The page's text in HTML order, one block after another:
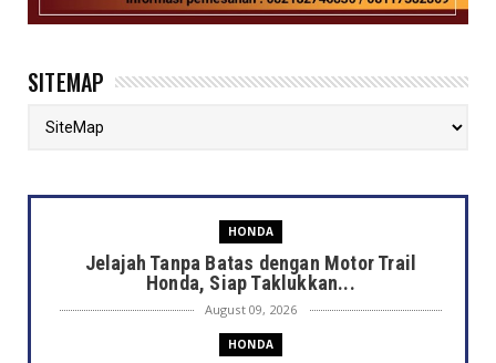
SITEMAP
HONDA
Jelajah Tanpa Batas dengan Motor Trail
Honda, Siap Taklukkan...
August 09, 2026
HONDA